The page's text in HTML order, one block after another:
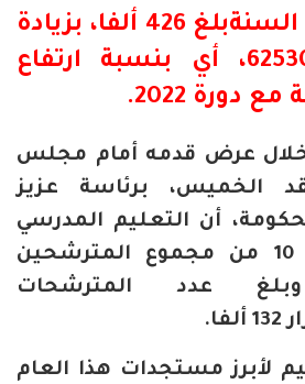
الباكالوريا لهذه السنةبلغ 426 ألفا، بزيادة
عددية بلغت 62530، أي بنسبة ارتفاع
عرض قدمه أمام مجلس
الخميس، برئاسة عزيز
أن التعليم المدرسي
الخصوصي يمثل 10 من مجموع المترشحين
وبلغ عدد المترشحات
لأبرز مستجدات هذا العام